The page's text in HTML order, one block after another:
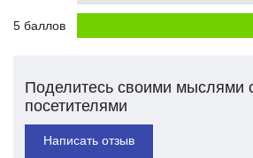
5 баллов
Поделитесь своими мыслями
посетителями
Написать отзыв